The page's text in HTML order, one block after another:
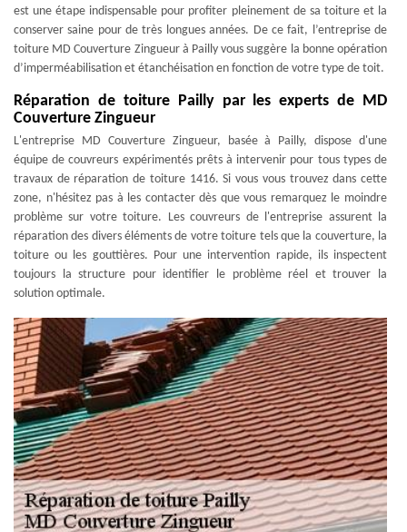
est une étape indispensable pour profiter pleinement de sa toiture et la
conserver saine pour de très longues années. De ce fait, l’entreprise de
toiture MD Couverture Zingueur à Pailly vous suggère la bonne opération
d’imperméabilisation et étanchéisation en fonction de votre type de toit.
Réparation de toiture Pailly par les experts de MD
Couverture Zingueur
L'entreprise MD Couverture Zingueur, basée à Pailly, dispose d'une
équipe de couvreurs expérimentés prêts à intervenir pour tous types de
travaux de réparation de toiture 1416. Si vous vous trouvez dans cette
zone, n'hésitez pas à les contacter dès que vous remarquez le moindre
problème sur votre toiture. Les couvreurs de l'entreprise assurent la
réparation des divers éléments de votre toiture tels que la couverture, la
toiture ou les gouttières. Pour une intervention rapide, ils inspectent
toujours la structure pour identifier le problème réel et trouver la
solution optimale.